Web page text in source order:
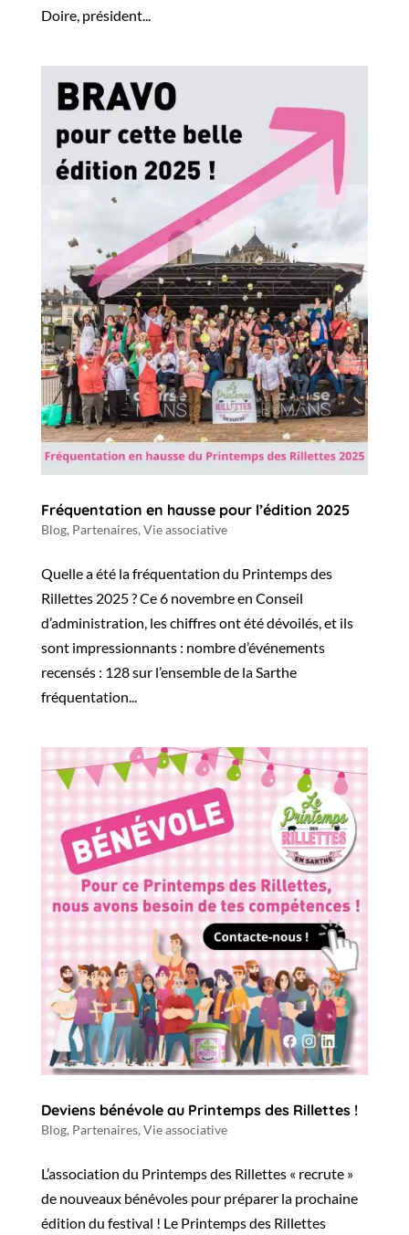
Doire, président...
Fréquentation en hausse pour l’édition 2025
Blog, Partenaires,Vie associative
Quelle a été la fréquentation du Printemps des
Rillettes 2025 ? Ce 6 novembre en Conseil
d’administration, les chiffres ont été dévoilés, et ils
sont impressionnants : nombre d’événements
recensés : 128 sur l’ensemble de la Sarthe
fréquentation...
Deviens bénévole au Printemps des Rillettes !
Blog, Partenaires, Vie associative
L’association du Printemps des Rillettes « recrute »
de nouveaux bénévoles pour préparer la prochaine
édition du festival ! Le Printemps des Rillettes